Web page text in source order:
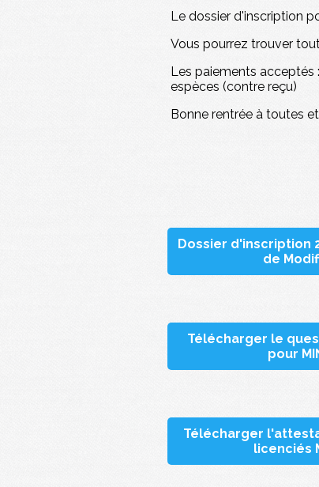
Le dossier d'inscription
Vous pourrez trouver
Les paiements acceptés
espèces (contre reçu)
Bonne rentrée à toutes
Dossier d'inscription
de
Télécharger le
pour
Télécharger
licenciés